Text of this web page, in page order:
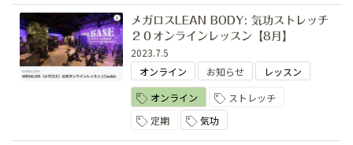
メガロスLEAN BODY: 気功ストレッチ
２０オンラインレッスン【8月】
2023.7.5
オンライン
お知らせ
レッスン
オンライン
ストレッチ
定期
気功